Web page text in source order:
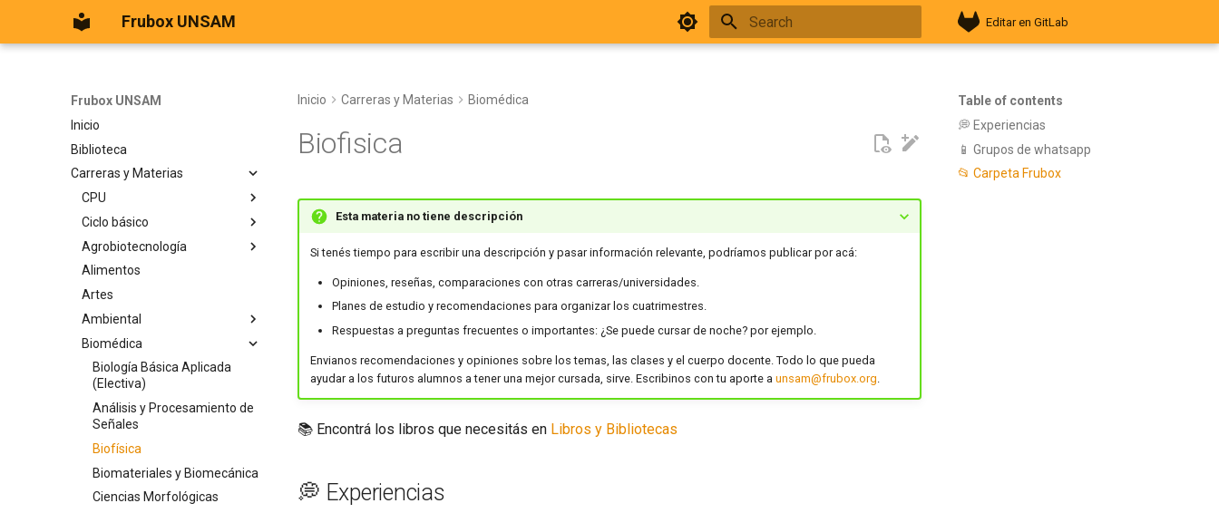
Frubox UNSAM Editar en GitLab
Frubox UNSAM
Inicio
Biblioteca
Carreras y Materias
CPU
Correlatividades
Archivos Útiles
Biología
Física
ICyT
IEU
Introducción a la Informática
IRP
Matemática
Química
Ciclo básico
Álgebra y Geometria
Analitica
Álgebra 2
Análisis Matemático
Análisis 1 LBT
Biofísica IB
Biología 1
Biología 2
Biología 3
Biología 4
Cálculo 1
Cálculo 2
Agrobiotecnología
CPU
Alimentos
Artes
Ambiental
Biología 2 IA
Bioprocesos
Contaminación Atmosférica
Contaminación De Aguas Y
Suelos
Ecología IA
Economía IA
Energías Renovables
Biomédica
Biología Básica Aplicada
(Electiva)
Análisis y Procesamiento de
Señales
Biofísica
Biomateriales y Biomecánica
Ciencias Morfológicas
Table of contents
💭 Experiencias
📱 Grupos de whatsapp
📂 Carpeta Frubox
Inicio Carreras y Materias Biomédica
Biofisica
Esta materia no tiene descripción
Si tenés tiempo para escribir una descripción y pasar información relevante, podríamos publicar por acá:
Opiniones, reseñas, comparaciones con otras carreras/universidades.
Planes de estudio y recomendaciones para organizar los cuatrimestres.
Respuestas a preguntas frecuentes o importantes: ¿Se puede cursar de noche? por ejemplo.
Envianos recomendaciones y opiniones sobre los temas, las clases y el cuerpo docente. Todo lo que pueda
ayudar a los futuros alumnos a tener una mejor cursada, sirve. Escribinos con tu aporte a unsam@frubox.org
📚 Encontrá los libros que necesitás en Libros y Bibliotecas
💭 Experiencias